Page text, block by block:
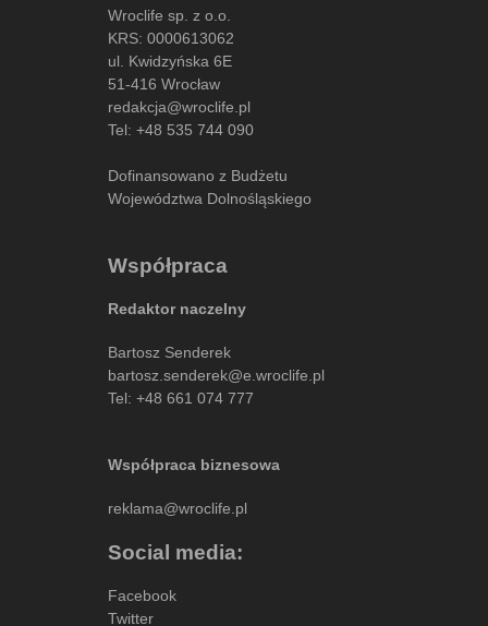
Wroclife sp. z o.o.
KRS: 0000613062
ul. Kwidzyńska 6E
51-416 Wrocław
redakcja@wroclife.pl
Tel: +48 535 744 090
Dofinansowano z Budżetu
Województwa Dolnośląskiego
Współpraca
Redaktor naczelny
Bartosz Senderek
bartosz.senderek@e.wroclife.pl
Tel: +48 661 074 777
Współpraca biznesowa
reklama@wroclife.pl
Social media:
Facebook
Twitter